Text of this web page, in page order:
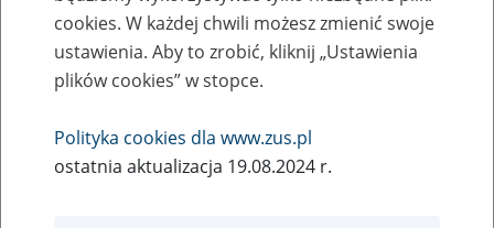
Zaproś ZUS do siebie - zakładanie profili
eZUS w siedzibie Twojej firmy
Rodzaj wydarzenia
Szkolenia
cookies. W każdej chwili możesz zmienić swoje
ustawienia. Aby to zrobić, kliknij „Ustawienia
plików cookies” w stopce.
Polityka cookies dla www.zus.pl
ostatnia aktualizacja 19.08.2024 r.